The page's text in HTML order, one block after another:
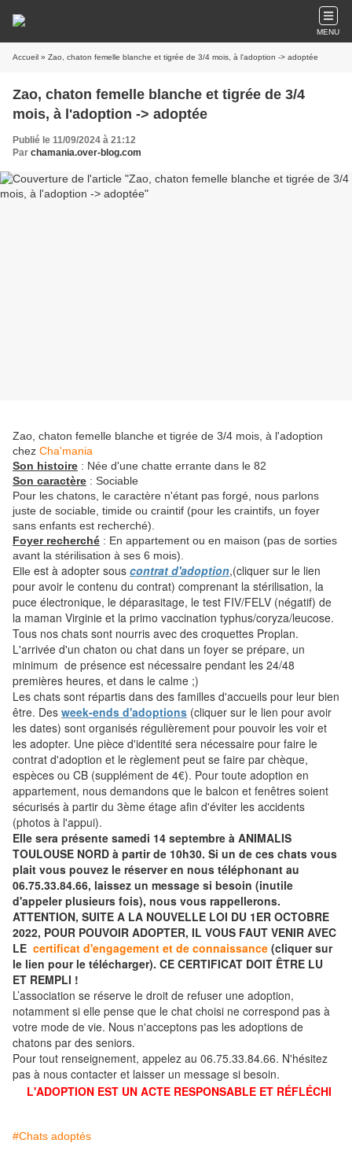
MENU
Accueil » Zao, chaton femelle blanche et tigrée de 3/4 mois, à l'adoption -> adoptée
Zao, chaton femelle blanche et tigrée de 3/4
mois, à l'adoption -> adoptée
Publié le 11/09/2024 à 21:12
Par chamania.over-blog.com
Zao, chaton femelle blanche et tigrée de 3/4 mois, à l'adoption
chez Cha'mania
Son histoire : Née d'une chatte errante dans le 82
Son caractère : Sociable
Pour les chatons, le caractère n'étant pas forgé, nous parlons
juste de sociable, timide ou craintif (pour les craintifs, un foyer
sans enfants est recherché).
Foyer recherché : En appartement ou en maison (pas de sorties
avant la stérilisation à ses 6 mois).
Elle est à adopter sous contrat d'adoption,(cliquer sur le lien
pour avoir le contenu du contrat) comprenant la stérilisation, la
puce électronique, le déparasitage, le test FIV/FELV (négatif) de
la maman Virginie et la primo vaccination typhus/coryza/leucose.
Tous nos chats sont nourris avec des croquettes Proplan.
L'arrivée d'un chaton ou chat dans un foyer se prépare, un
minimum de présence est nécessaire pendant les 24/48
premières heures, et dans le calme ;)
Les chats sont répartis dans des familles d'accueils pour leur bien
être. Des week-ends d'adoptions (cliquer sur le lien pour avoir
les dates) sont organisés régulièrement pour pouvoir les voir et
les adopter. Une pièce d'identité sera nécessaire pour faire le
contrat d'adoption et le règlement peut se faire par chèque,
espèces ou CB (supplément de 4€). Pour toute adoption en
appartement, nous demandons que le balcon et fenêtres soient
sécurisés à partir du 3ème étage afin d'éviter les accidents
(photos à l'appui).
Elle sera présente samedi 14 septembre à ANIMALIS
TOULOUSE NORD à partir de 10h30. Si un de ces chats vous
plait vous pouvez le réserver en nous téléphonant au
06.75.33.84.66, laissez un message si besoin (inutile
d'appeler plusieurs fois), nous vous rappellerons.
ATTENTION, SUITE A LA NOUVELLE LOI DU 1ER OCTOBRE
2022, POUR POUVOIR ADOPTER, IL VOUS FAUT VENIR AVEC
LE certificat d'engagement et de connaissance (cliquer sur
le lien pour le télécharger). CE CERTIFICAT DOIT ÊTRE LU
ET REMPLI !
L’association se réserve le droit de refuser une adoption,
notamment si elle pense que le chat choisi ne correspond pas à
votre mode de vie. Nous n'acceptons pas les adoptions de
chatons par des seniors.
Pour tout renseignement, appelez au 06.75.33.84.66. N'hésitez
pas à nous contacter et laisser un message si besoin.
L'ADOPTION EST UN ACTE RESPONSABLE ET RÉFLÉCHI
#Chats adoptés